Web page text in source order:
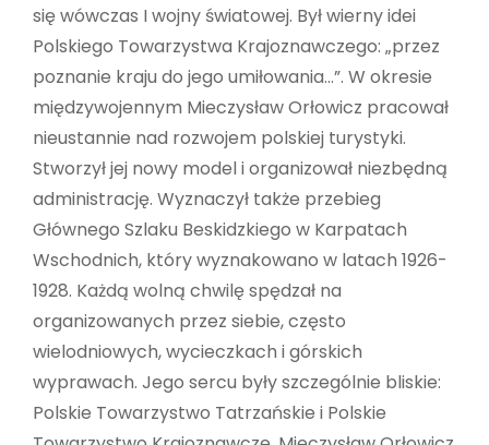
się wówczas I wojny światowej. Był wierny idei
Polskiego Towarzystwa Krajoznawczego: „przez
poznanie kraju do jego umiłowania…”. W okresie
międzywojennym Mieczysław Orłowicz pracował
nieustannie nad rozwojem polskiej turystyki.
Stworzył jej nowy model i organizował niezbędną
administrację. Wyznaczył także przebieg
Głównego Szlaku Beskidzkiego w Karpatach
Wschodnich, który wyznakowano w latach 1926-
1928. Każdą wolną chwilę spędzał na
organizowanych przez siebie, często
wielodniowych, wycieczkach i górskich
wyprawach. Jego sercu były szczególnie bliskie:
Polskie Towarzystwo Tatrzańskie i Polskie